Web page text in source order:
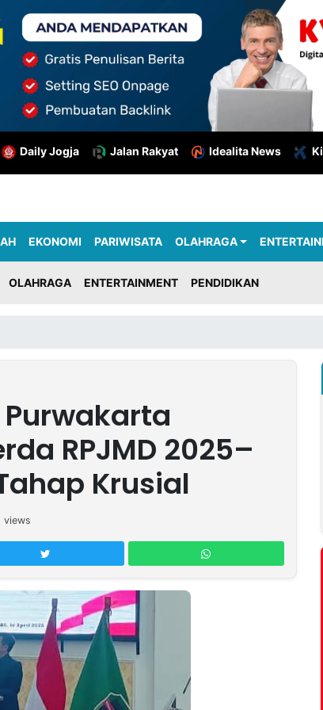
Daily Jogja Jalan Rakyat Idealita News
EKONOMI PARIWISATA OLAHRAGA
OLAHRAGA ENTERTAINMENT PENDIDIKAN
RPJMD 2025–
Krusial
views